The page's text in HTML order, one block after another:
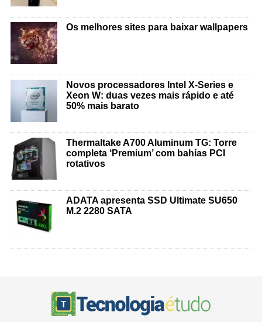
Os melhores sites para baixar wallpapers
Novos processadores Intel X-Series e
Xeon W: duas vezes mais rápido e até
50% mais barato
Thermaltake A700 Aluminum TG: Torre
completa ‘Premium’ com bahías PCI
rotativos
ADATA apresenta SSD Ultimate SU650
M.2 2280 SATA